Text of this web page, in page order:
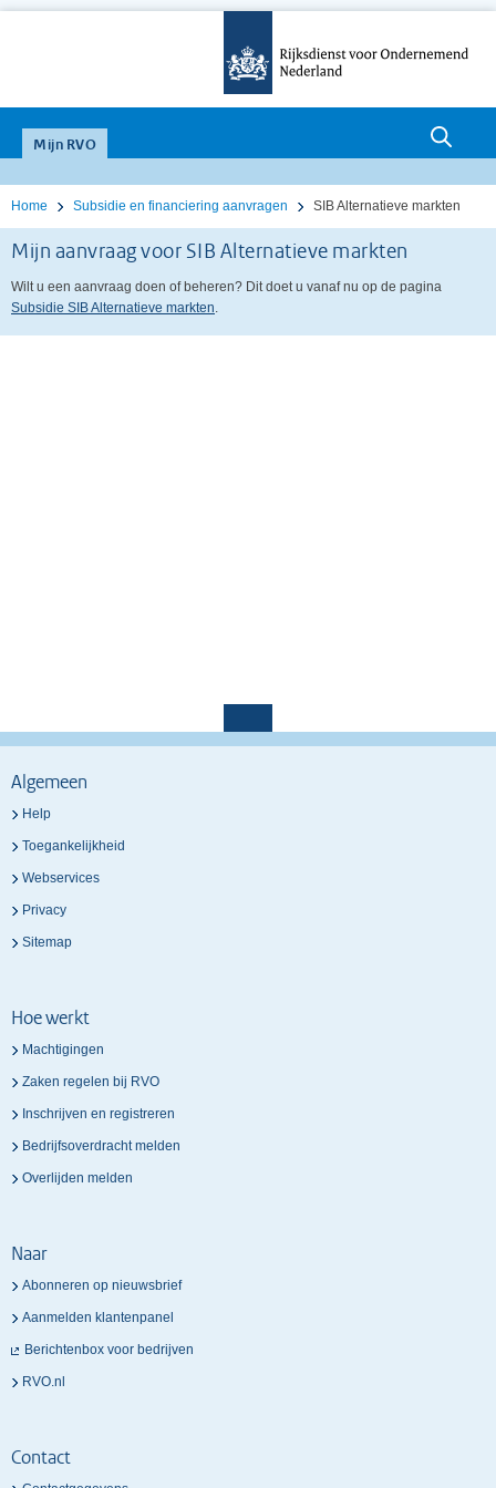
Mijn RVO
Home Subsidie en financiering aanvragen SIB Alternatieve markten
Mijn aanvraag voor SIB Alternatieve markten
Wilt u een aanvraag doen of beheren? Dit doet u vanaf nu op de pagina
Subsidie SIB Alternatieve markten.
Algemeen
Help
Toegankelijkheid
Webservices
Privacy
Sitemap
Hoe werkt
Machtigingen
Zaken regelen bij RVO
Inschrijven en registreren
Bedrijfsoverdracht melden
Overlijden melden
Naar
Abonneren op nieuwsbrief
Aanmelden klantenpanel
Berichtenbox voor bedrijven
RVO.nl
Contact